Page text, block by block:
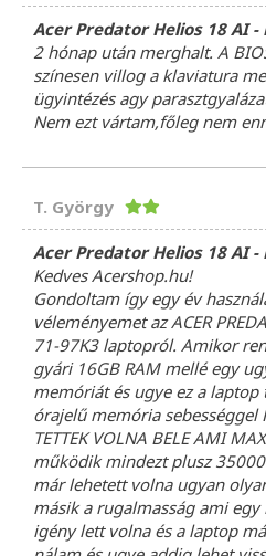
Acer Predator Helios 18 AI -
2 hónap után merghalt. A
színesen villog a klaviatura
ügyintézés agy
Nem ezt vártam,főleg nem
T. György
Acer Predator Helios 18 AI -
Kedves Acershop.hu!
Gondoltam így egy év
véleményemet az ACER
71-97K3 laptopról. Amikor
gyári 16GB RAM mellé egy
memóriát és ugye ez a
órajelű memória sebességgel
TETTEK VOLNA BELE AMI
működik mindezt plusz
már lehetett volna ugyan
másik a rugalmasság ami
igény lett volna és a laptop